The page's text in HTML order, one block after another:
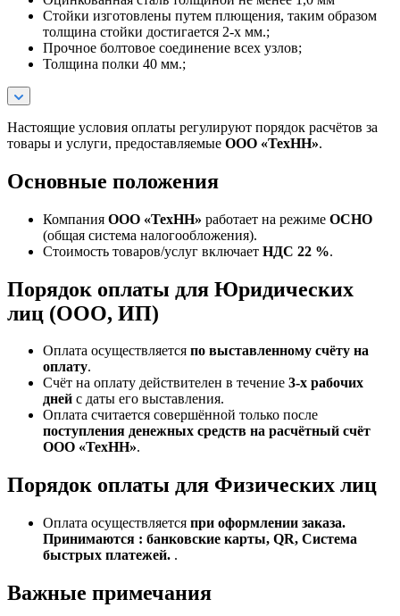
Стойки изготовлены путем плющения, таким образом
толщина стойки достигается 2-х мм.;
Прочное болтовое соединение всех узлов;
Толщина полки 40 мм.;
Настоящие условия оплаты регулируют порядок расчётов за
товары и услуги, предоставляемые ООО «ТехНН».
Основные положения
Компания ООО «ТехНН» работает на режиме ОСНО
(общая система налогообложения).
Стоимость товаров/услуг включает НДС 22 %.
Порядок оплаты для Юридических
лиц (ООО, ИП)
Оплата осуществляется по выставленному счёту на
оплату.
Счёт на оплату действителен в течение 3‑х рабочих
дней с даты его выставления.
Оплата считается совершённой только после
поступления денежных средств на расчётный счёт
ООО «ТехНН».
Порядок оплаты для Физических лиц
Оплата осуществляется при оформлении заказа.
Принимаются : банковские карты, QR, Система
быстрых платежей. .
Важные примечания